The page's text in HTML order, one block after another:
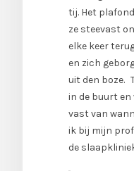
tij. Het
ze steevast
elke keer
en zich
uit den boze.
in de buurt en
vast van
ik bij mijn
de